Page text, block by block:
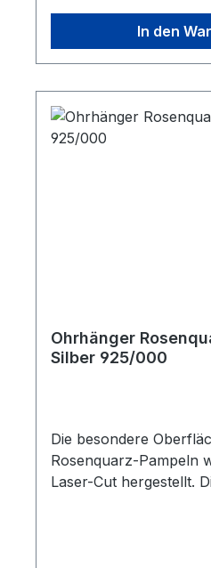
In den
Ohrhänger
Silber 925/000
Die besondere
Rosenquarz-Pampeln
Laser-Cut hergestellt.